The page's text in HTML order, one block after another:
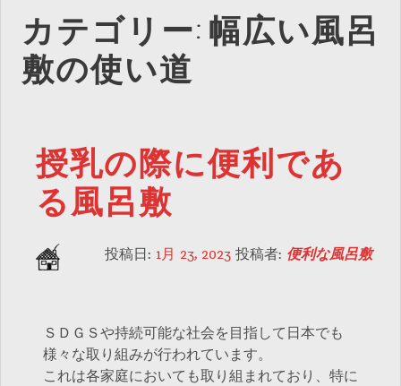
カテゴリー: 幅広い風呂
敷の使い道
授乳の際に便利であ
る風呂敷
投稿日: 1月 23, 2023 投稿者: 便利な風呂敷
ＳＤＧＳや持続可能な社会を目指して日本でも
様々な取り組みが行われています。
これは各家庭においても取り組まれており、特に